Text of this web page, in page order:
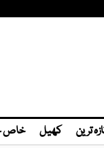
ترین کھیل خاص